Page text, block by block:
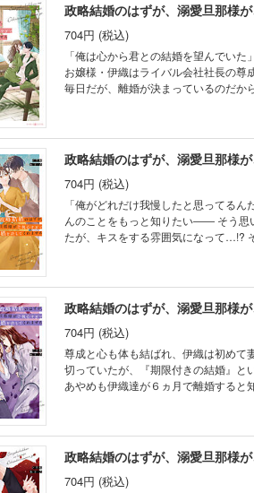
政略結婚のはずが、溺愛旦那様
704円 (税込)
「俺は心から君との結婚を望んでいた」 因縁
お嬢様・伊織はライバル会社社長の
毎日だが、離婚が決まっているのだか
政略結婚のはずが、溺愛旦那様
704円 (税込)
「俺がどれだけ我慢したと思ってるんだ」 求められることが こんなに嬉しいなんて… 半年後の離婚まで
んのことをもっと知りたい―― そう思
たが、キスをする雰囲気になって…!?
政略結婚のはずが、溺愛旦那様
704円 (税込)
尊成と心も体も結ばれ、伊織は初めて
切っていたが、『期限付きの結婚』と
あやめも伊織達が６ヵ月で離婚すると
政略結婚のはずが、溺愛旦那様
704円 (税込)